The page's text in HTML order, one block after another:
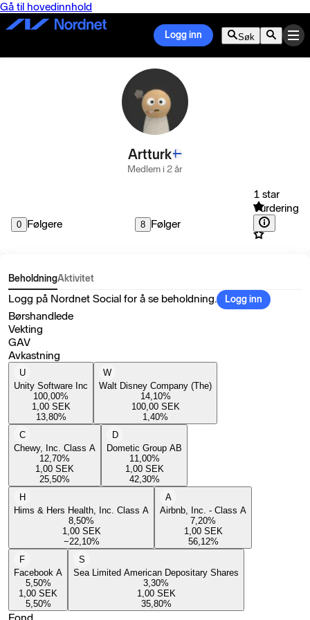
Gå til hovedinnhold
Logg inn Søk
Artturk
Medlem i 2 år
0 Følgere 8 Følger
1 star
Vurdering
BeholdningAktivitet
Logg på Nordnet Social for å se beholdning. Logg inn
Børshandlede
Vekting
GAV
Avkastning
U
Unity Software Inc
100,00%
1,00 SEK
13,80%
W
Walt Disney Company (The)
14,10%
100,00 SEK
1,40%
C
Chewy, Inc. Class A
12,70%
1,00 SEK
25,50%
D
Dometic Group AB
11,00%
1,00 SEK
42,30%
H
Hims & Hers Health, Inc. Class A
8,50%
1,00 SEK
−22,10%
A
Airbnb, Inc. - Class A
7,20%
1,00 SEK
56,12%
F
Facebook A
5,50%
1,00 SEK
5,50%
S
Sea Limited American Depositary Shares
3,30%
1,00 SEK
35,80%